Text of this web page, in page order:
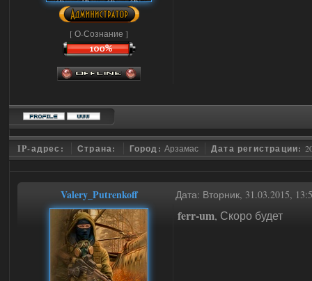
[ О-Сознание ]
IP-адрес: Страна: Город:Арзамас Дата регистрации:
Valery_Putrenkoff Дата: Вторник, 31.03.2015,
ferr-um, Скоро будет